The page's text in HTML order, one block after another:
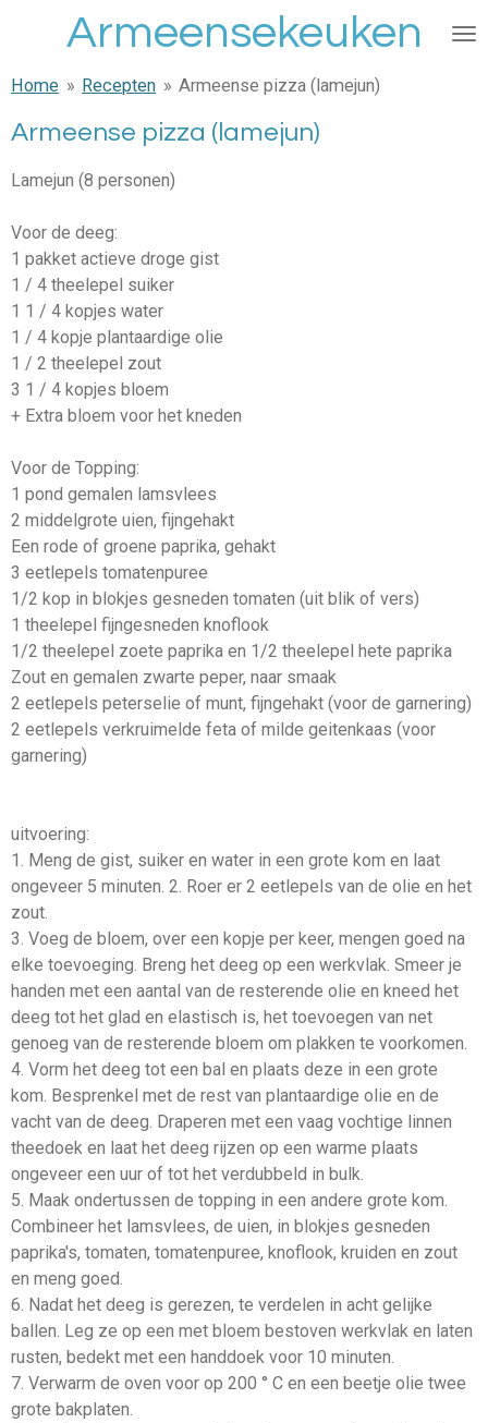
naar
hoofdinhoud
Armeensekeuken
Home » Recepten » Armeense pizza (lamejun)
Armeense pizza (lamejun)
Lamejun (8 personen)
Voor de deeg:
1 pakket actieve droge gist
1 / 4 theelepel suiker
1 1 / 4 kopjes water
1 / 4 kopje plantaardige olie
1 / 2 theelepel zout
3 1 / 4 kopjes bloem
+ Extra bloem voor het kneden
Voor de Topping:
1 pond gemalen lamsvlees
2 middelgrote uien, fijngehakt
Een rode of groene paprika, gehakt
3 eetlepels tomatenpuree
1/2 kop in blokjes gesneden tomaten (uit blik of vers)
1 theelepel fijngesneden knoflook
1/2 theelepel zoete paprika en 1/2 theelepel hete paprika
Zout en gemalen zwarte peper, naar smaak
2 eetlepels peterselie of munt, fijngehakt (voor de garnering)
2 eetlepels verkruimelde feta of milde geitenkaas (voor
garnering)
uitvoering:
1. Meng de gist, suiker en water in een grote kom en laat
ongeveer 5 minuten. 2. Roer er 2 eetlepels van de olie en het
zout.
3. Voeg de bloem, over een kopje per keer, mengen goed na
elke toevoeging. Breng het deeg op een werkvlak. Smeer je
handen met een aantal van de resterende olie en kneed het
deeg tot het glad en elastisch is, het toevoegen van net
genoeg van de resterende bloem om plakken te voorkomen.
4. Vorm het deeg tot een bal en plaats deze in een grote
kom. Besprenkel met de rest van plantaardige olie en de
vacht van de deeg. Draperen met een vaag vochtige linnen
theedoek en laat het deeg rijzen op een warme plaats
ongeveer een uur of tot het verdubbeld in bulk.
5. Maak ondertussen de topping in een andere grote kom.
Combineer het lamsvlees, de uien, in blokjes gesneden
paprika's, tomaten, tomatenpuree, knoflook, kruiden en zout
en meng goed.
6. Nadat het deeg is gerezen, te verdelen in acht gelijke
ballen. Leg ze op een met bloem bestoven werkvlak en laten
rusten, bedekt met een handdoek voor 10 minuten.
7. Verwarm de oven voor op 200 ° C en een beetje olie twee
grote bakplaten.